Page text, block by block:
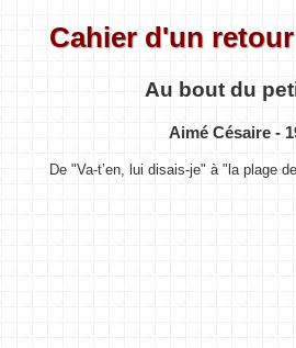
Cahier d'un
Au bout du
Aimé Césaire -
De "Va-t’en, lui disais-je" à "la plage